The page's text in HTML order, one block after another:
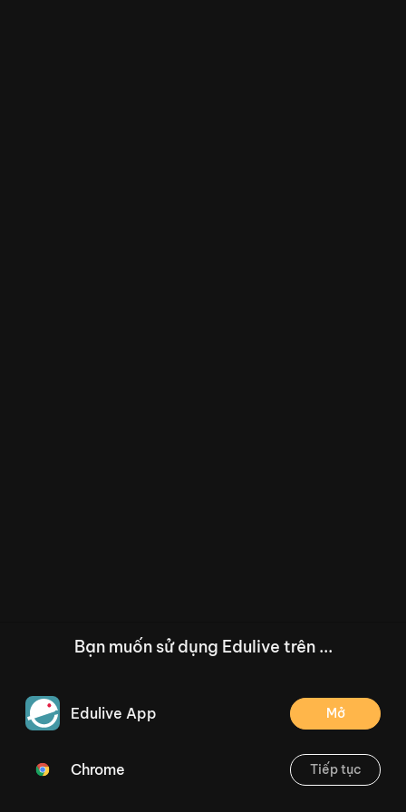
/--
Thoát
Bạn muốn sử dụng Edulive trên ...
Edulive App Mở
Chrome Tiếp tục